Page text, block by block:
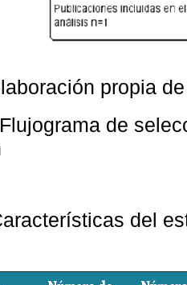
propia
Flujograma de
del